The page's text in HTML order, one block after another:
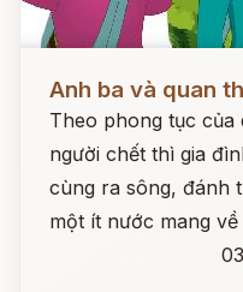
Anh ba và quan
Theo phong tục của
người chết thì gia
cùng ra sông, đánh
một ít nước mang